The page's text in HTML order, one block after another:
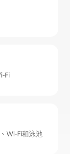
Fi
Wi-Fi和泳池